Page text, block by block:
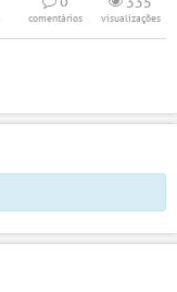
comentários visualizações